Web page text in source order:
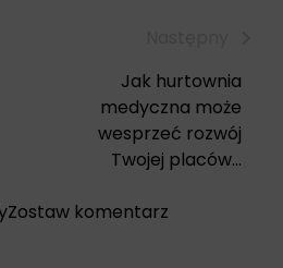
Jak hurtownia
medyczna może
wesprzeć rozwój
Twojej placów...
Zostaw komentarz